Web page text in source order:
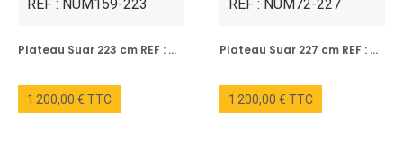
Plateau Suar 223 cm REF : NUM159-223
1 200,00 € TTC
Plateau Suar 227 cm REF : NUM72-227
1 200,00 € TTC